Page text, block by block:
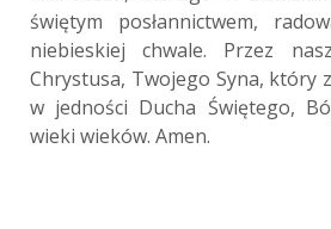
świętym posłannictwem,
niebieskiej chwale. Przez
Chrystusa, Twojego Syna, który
w jedności Ducha Świętego,
wieki wieków. Amen.